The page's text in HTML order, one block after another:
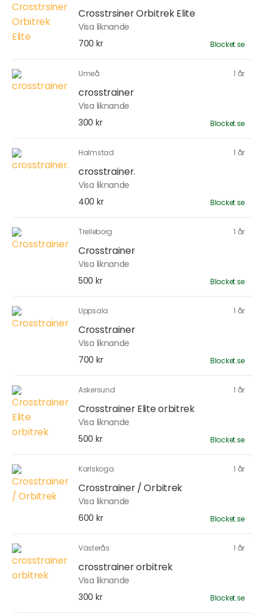
Crosstrsiner Orbitrek Elite
Visa liknande
700 kr
Blocket.se
Umeå 1 år
crosstrainer
Visa liknande
300 kr
Blocket.se
Halmstad 1 år
crosstrainer.
Visa liknande
400 kr
Blocket.se
Trelleborg 1 år
Crosstrainer
Visa liknande
500 kr
Blocket.se
Uppsala 1 år
Crosstrainer
Visa liknande
700 kr
Blocket.se
Askersund 1 år
Crosstrainer Elite orbitrek
Visa liknande
500 kr
Blocket.se
Karlskoga 1 år
Crosstrainer / Orbitrek
Visa liknande
600 kr
Blocket.se
Västerås 1 år
crosstrainer orbitrek
Visa liknande
300 kr
Blocket.se